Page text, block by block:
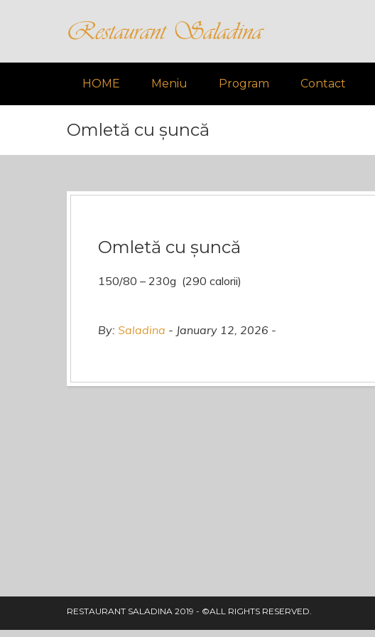
HOME Meniu Program Contact
Omletă cu șuncă
Omletă cu șuncă
150/80 – 230g (290 calorii)
By: Saladina January 12, 2026
RESTAURANT SALADINA 2019 - ©ALL RIGHTS RESERVED.